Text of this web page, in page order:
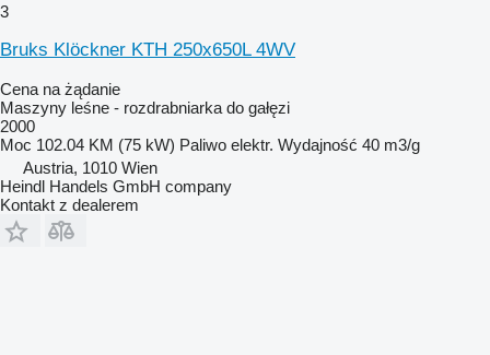
3
Bruks Klöckner KTH 250x650L 4WV
Cena na żądanie
Maszyny leśne - rozdrabniarka do gałęzi
2000
Moc 102.04 KM (75 kW) Paliwo elektr. Wydajność 40 m3/g
Austria, 1010 Wien
Heindl Handels GmbH company
Kontakt z dealerem